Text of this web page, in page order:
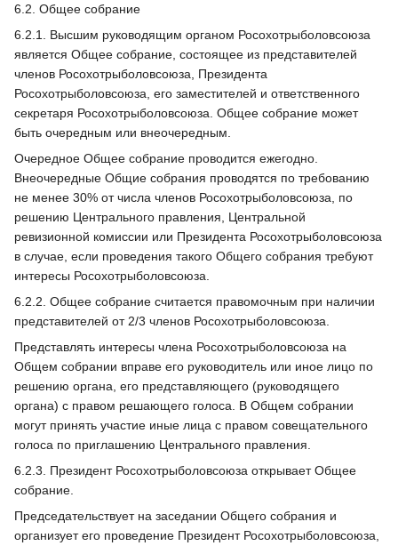
6.2. Общее собрание
6.2.1. Высшим руководящим органом Росохотрыболовсоюза
является Общее собрание, состоящее из представителей
членов Росохотрыболовсоюза, Президента
Росохотрыболовсоюза, его заместителей и ответственного
секретаря Росохотрыболовсоюза. Общее собрание может
быть очередным или внеочередным.
Очередное Общее собрание проводится ежегодно.
Внеочередные Общие собрания проводятся по требованию
не менее 30% от числа членов Росохотрыболовсоюза, по
решению Центрального правления, Центральной
ревизионной комиссии или Президента Росохотрыболовсоюза
в случае, если проведения такого Общего собрания требуют
интересы Росохотрыболовсоюза.
6.2.2. Общее собрание считается правомочным при наличии
представителей от 2/3 членов Росохотрыболовсоюза.
Представлять интересы члена Росохотрыболовсоюза на
Общем собрании вправе его руководитель или иное лицо по
решению органа, его представляющего (руководящего
органа) с правом решающего голоса. В Общем собрании
могут принять участие иные лица с правом совещательного
голоса по приглашению Центрального правления.
6.2.3. Президент Росохотрыболовсоюза открывает Общее
собрание.
Председательствует на заседании Общего собрания и
организует его проведение Президент Росохотрыболовсоюза,